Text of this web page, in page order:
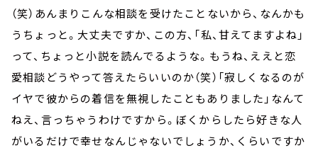
（笑）あんまりこんな相談を受けたことないから、なんかも
うちょっと。大丈夫ですか、この方、「私、甘えてますよね」
って、ちょっと小説を読んでるような。もうね、ええと恋
愛相談どうやって答えたらいいのか（笑）「寂しくなるのが
イヤで彼からの着信を無視したこともありました」なんて
ねえ、言っちゃうわけですから。ぼくからしたら好きな人
がいるだけで幸せなんじゃないでしょうか、くらいですか